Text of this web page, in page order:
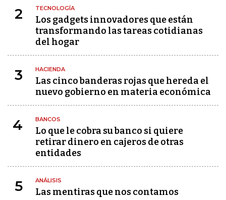
2 TECNOLOGÍA
Los gadgets innovadores que están
transformando las tareas cotidianas
del hogar
3 HACIENDA
Las cinco banderas rojas que hereda el
nuevo gobierno en materia económica
4 BANCOS
Lo que le cobra su banco si quiere
retirar dinero en cajeros de otras
entidades
5 ANÁLISIS
Las mentiras que nos contamos